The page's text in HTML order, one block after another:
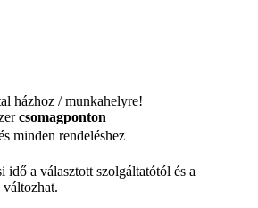
házhoz / munkahelyre!
csomagponton
minden rendeléshez
idő a választott szolgáltatótól és a